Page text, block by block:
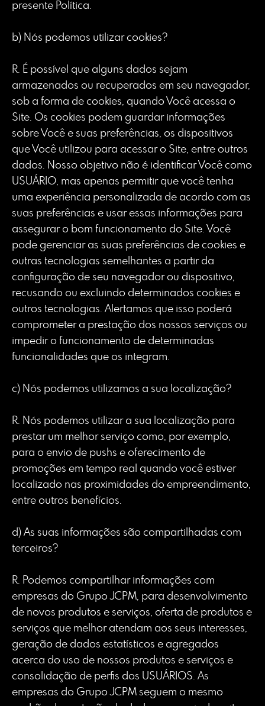
presente Política.
b) Nós podemos utilizar cookies?
R. É possível que alguns dados sejam
armazenados ou recuperados em seu navegador,
sob a forma de cookies, quando Você acessa o
Site. Os cookies podem guardar informações
sobre Você e suas preferências, os dispositivos
que Você utilizou para acessar o Site, entre outros
dados. Nosso objetivo não é identificar Você como
USUÁRIO, mas apenas permitir que você tenha
uma experiência personalizada de acordo com as
suas preferências e usar essas informações para
assegurar o bom funcionamento do Site. Você
pode gerenciar as suas preferências de cookies e
outras tecnologias semelhantes a partir da
configuração de seu navegador ou dispositivo,
recusando ou excluindo determinados cookies e
outros tecnologias. Alertamos que isso poderá
comprometer a prestação dos nossos serviços ou
impedir o funcionamento de determinadas
funcionalidades que os integram.
c) Nós podemos utilizamos a sua localização?
R. Nós podemos utilizar a sua localização para
prestar um melhor serviço como, por exemplo,
para o envio de pushs e oferecimento de
promoções em tempo real quando você estiver
localizado nas proximidades do empreendimento,
entre outros benefícios.
d) As suas informações são compartilhadas com
terceiros?
R. Podemos compartilhar informações com
empresas do Grupo JCPM, para desenvolvimento
de novos produtos e serviços, oferta de produtos e
serviços que melhor atendam aos seus interesses,
geração de dados estatísticos e agregados
acerca do uso de nossos produtos e serviços e
consolidação de perfis dos USUÁRIOS. As
empresas do Grupo JCPM seguem o mesmo